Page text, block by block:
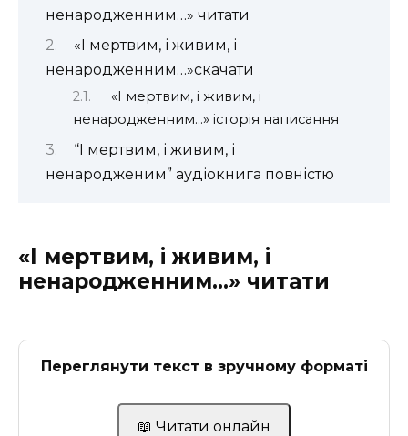
ненародженним…» читати
«І мертвим, і живим, і
ненародженним…»скачати
«І мертвим, і живим, і
ненародженним…» історія написання
“І мертвим, і живим, і
ненародженим” аудіокнига повністю
«І мертвим, і живим, і
ненародженним…» читати
Переглянути текст в зручному форматі
📖 Читати онлайн